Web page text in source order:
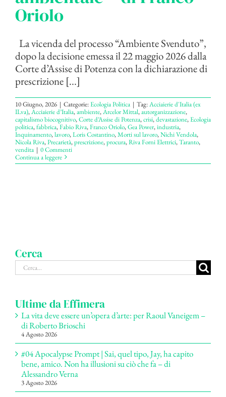
Oriolo
La vicenda del processo “Ambiente Svenduto”,
dopo la decisione emessa il 22 maggio 2026 dalla
Corte d’Assise di Potenza con la dichiarazione di
prescrizione [...]
10 Giugno, 2026 | Categorie:Ecologia Politica | Tag:Acciaierie d'Italia (ex
ILva),Acciaierie d’Italia,ambiente,Arcelor Mittal,autorganizzazione,
capitalismo biocognitivo,Corte d’Assise di Potenza,crisi,devastazione,Ecologia
politica,fabbrica,Fabio Riva,Franco Oriolo,Gea Power,industria,
Inquinamento,lavoro,Loris Costantino,Morti sul lavoro,Nichi Vendola,
Nicola Riva,Precarietà,prescrizione,procura,Riva Forni Elettrici,Taranto,
vendita | 0 Commenti
Continua a leggere
Cerca
Cerca
per:
Ultime da Effimera
La vita deve essere un’opera d’arte: per Raoul Vaneigem –
di Roberto Brioschi
4 Agosto 2026
#04 Apocalypse Prompt | Sai, quel tipo, Jay, ha capito
bene, amico. Non ha illusioni su ciò che fa – di
Alessandro Verna
3 Agosto 2026